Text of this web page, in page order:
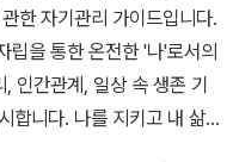
않는 법 등이 나온다. <4
하지 않는법, 계약 잘 하는
지막 5강에서는 지금까지
구하는 법, 멍청비용 줄이
지는 알려주지 않았다. 좋
고 배웠지만 정작 사회에 나
접 부딪히며 배워야 했다.
‘경생’이라는 표현이었다.
한 자기관리 가이드입니다.
립을 통한 온전한 '나'로서의
인간관계, 일상 속 생존 기
합니다. 나를 지키고 내 삶